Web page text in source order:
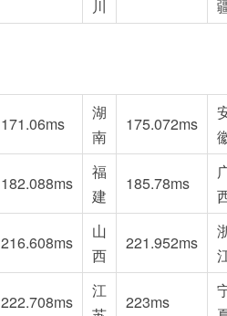
川
171.06ms
湖
南
175.072ms
182.088ms
福
建
185.78ms
216.608ms
山
西
221.952ms
222.708ms
江
223ms